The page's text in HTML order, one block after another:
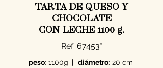
TARTA DE QUESOY
CHOCOLATE
CON LECHE 1100 g.
Ref: 67453*
peso: 1100g | diámetro: 20 cm